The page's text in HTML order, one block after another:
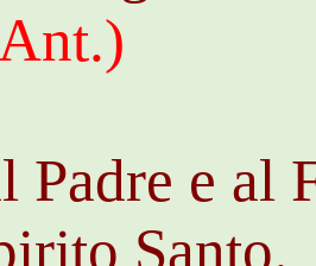
.)
Padre e al
Santo.